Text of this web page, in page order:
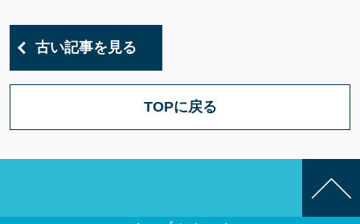
古い記事を見る
TOPに戻る